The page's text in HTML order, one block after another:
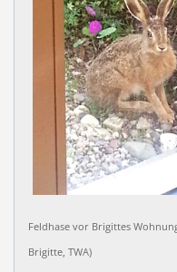
Feldhase vor Brigittes
Brigitte, TWA)